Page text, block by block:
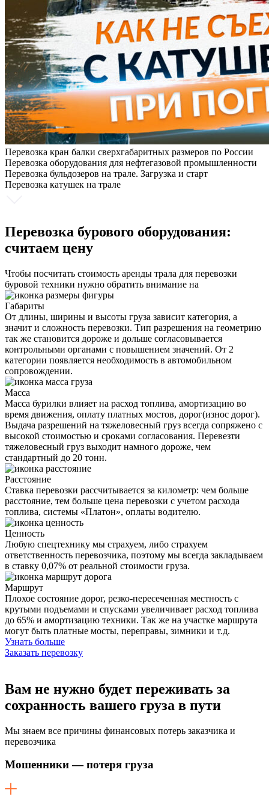
Перевозка кран балки сверхгабаритных размеров по России
Перевозка оборудования для нефтегазовой промышленности
Перевозка бульдозеров на трале. Загрузка и старт
Перевозка катушек на трале
Перевозка бурового оборудования:
считаем цену
Чтобы посчитать стоимость аренды трала для перевозки
буровой техники нужно обратить внимание на
Габариты
От длины, ширины и высоты груза зависит категория, а
значит и сложность перевозки. Тип разрешения на геометрию
так же становится дороже и дольше согласовывается
контрольными органами с повышением значений. От 2
категории появляется необходимость в автомобильном
сопровождении.
Масса
Масса бурилки влияет на расход топлива, амортизацию во
время движения, оплату платных мостов, дорог(износ дорог).
Выдача разрешений на тяжеловесный груз всегда сопряжено с
высокой стоимостью и сроками согласования. Перевезти
тяжеловесный груз выходит намного дороже, чем
стандартный до 20 тонн.
Расстояние
Ставка перевозки рассчитывается за километр: чем больше
расстояние, тем больше цена перевозки с учетом расхода
топлива, системы «Платон», оплаты водителю.
Ценность
Любую спецтехнику мы страхуем, либо страхуем
ответственность перевозчика, поэтому мы всегда закладываем
в ставку 0,07% от реальной стоимости груза.
Маршрут
Плохое состояние дорог, резко-пересеченная местность с
крутыми подъемами и спусками увеличивает расход топлива
до 65% и амортизацию техники. Так же на участке маршрута
могут быть платные мосты, переправы, зимники и т.д.
Узнать больше
Заказать перевозку
Вам не нужно будет переживать за
сохранность вашего груза в пути
Мы знаем все причины финансовых потерь заказчика и
перевозчика
Мошенники — потеря груза